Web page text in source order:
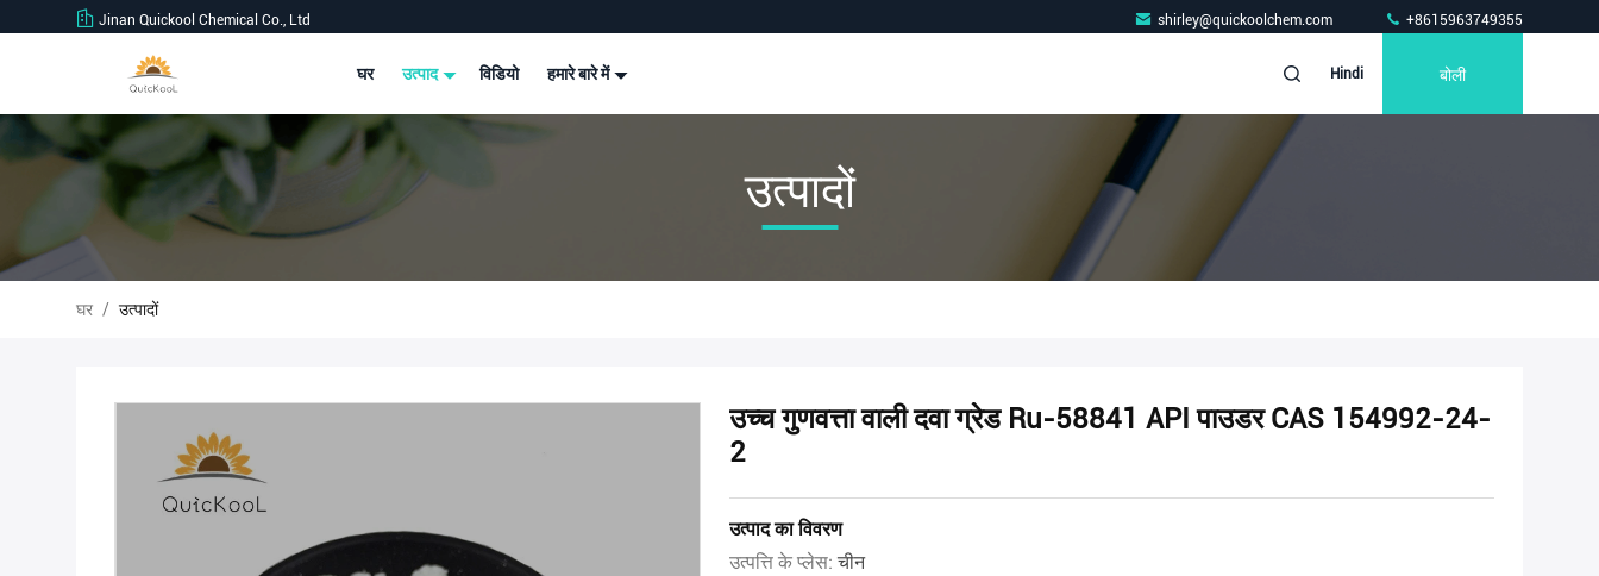
Jinan Quickool Chemical Co., Ltd shirley@quickoolchem.com +8615963749355
घर उत्पाद विडियो हमारे बारे में Hindi बोली
उत्पादों
घर / उत्पादों
उच्च गुणवत्ता वाली दवा ग्रेड Ru-58841 API पाउडर CAS 154992-24-
2
उत्पाद का विवरण
उत्पत्ति के प्लेस:चीन